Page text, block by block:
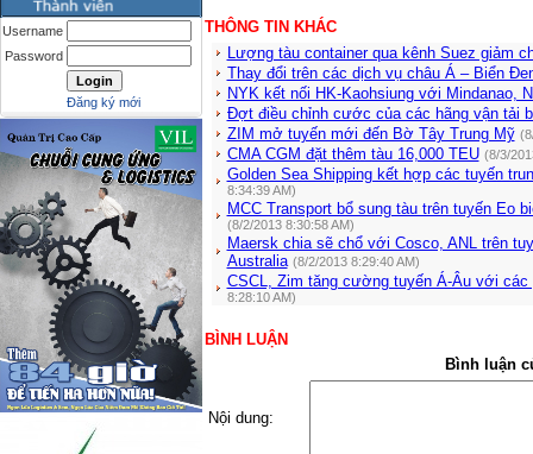
Username
Password
Đăng ký mới
THÔNG TIN KHÁC
Lượng tàu container qua kênh Suez giảm
Thay đổi trên các dịch vụ châu Á – Biển
NYK kết nối HK-Kaohsiung với Mindanao,
Đợt điều chỉnh cước của các hãng vận tải
ZIM mở tuyến mới đến Bờ Tây Trung Mỹ
CMA CGM đặt thêm tàu 16,000 TEU (8/3/
Golden Sea Shipping kết hợp các tuyến
8:34:39 AM)
MCC Transport bổ sung tàu trên tuyến Eo
(8/2/2013 8:30:58 AM)
Maersk chia sẽ chổ với Cosco, ANL trên
Australia (8/2/2013 8:29:40 AM)
CSCL, Zim tăng cường tuyến Á-Âu với
8:28:10 AM)
BÌNH LUẬN
Bình luận
Nội dung: